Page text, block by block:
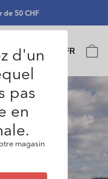
de 50 CHF
Langue
FR Panier
0
d'un
pas
en
magasin